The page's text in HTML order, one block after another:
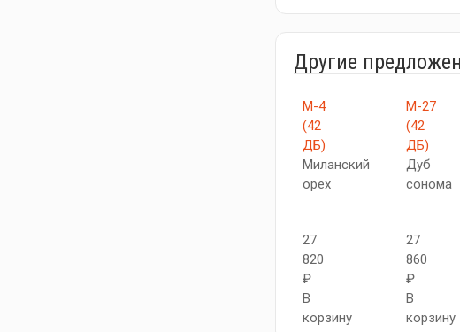
Другие
М-4
(42
ДБ)
Миланский
орех
27
820
₽
В
корзину
М-27
(42
ДБ)
Дуб
сонома
27
860
₽
В
корзину